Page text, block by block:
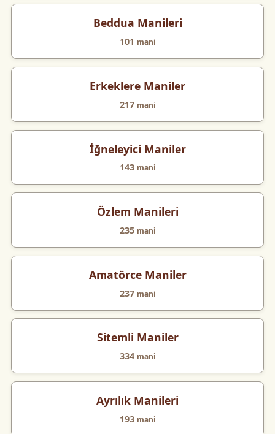
Beddua Manileri
101 mani
Erkeklere Maniler
217 mani
İğneleyici Maniler
143 mani
Özlem Manileri
235 mani
Amatörce Maniler
237 mani
Sitemli Maniler
334 mani
Ayrılık Manileri
193 mani